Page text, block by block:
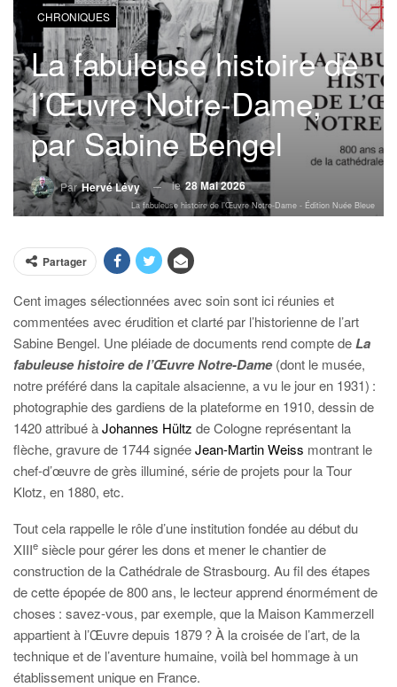
CHRONIQUES
La fabuleuse histoire de
l’Œuvre Notre-Dame,
par Sabine Bengel
ParHervé Lévy le28 Mai 2026
La fabuleuse histoire de l’Œuvre Notre-Dame - Édition Nuée Bleue
Partager
Cent images sélectionnées avec soin sont ici réunies et
commentées avec érudition et clarté par l’historienne de l’art
Sabine Bengel. Une pléiade de documents rend compte deLa
fabuleuse histoire de l’Œuvre Notre-Dame(dont le musée,
notre préféré dans la capitale alsacienne, a vu le jour en 1931) :
photographie des gardiens de la plateforme en 1910, dessin de
1420 attribué àJohannes Hültz de Cologne représentant la
flèche, gravure de 1744 signéeJean-Martin Weiss montrant le
chef-d’œuvre de grès illuminé, série de projets pour la Tour
Klotz, en 1880, etc.
Tout cela rappelle le rôle d’une institution fondéeau début du
XIIIe siècle pour gérer les dons et mener le chantier de
construction de la Cathédrale de Strasbourg. Au fil des étapes
de cette épopée de 800 ans, le lecteur apprend énormément de
choses : savez-vous, par exemple, que la Maison Kammerzell
appartient à l’Œuvre depuis 1879 ? À la croisée de l’art, de la
technique et de l’aventure humaine, voilà bel hommage à un
établissement unique en France.